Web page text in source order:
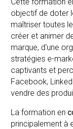
objectif de doter
maîtriser toutes
créer et animer
marque, d'une
stratégies e-
captivants et
Facebook,
vendre des
La formation en
principalement à